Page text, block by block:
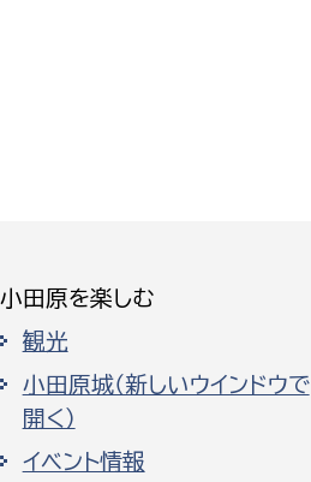
小田原を楽しむ
観光
小田原城（新しいウインドウで
開く）
イベント情報